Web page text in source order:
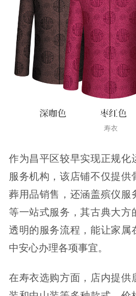
寿衣
作为昌平区较早实现正规化
服务机构，该店铺不仅提供
葬用品销售，还涵盖殡仪服
等一站式服务，其古典大方
透明的服务流程，能让家属
中安心办理各项事宜。
在寿衣选购方面，店内提供